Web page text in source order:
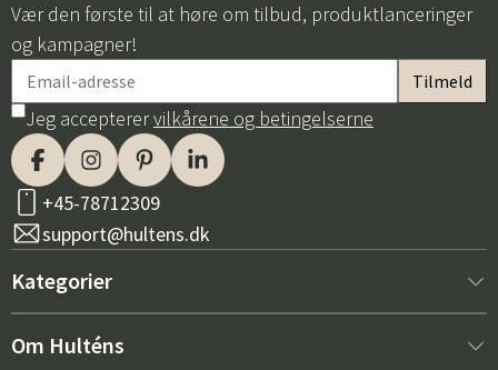
Vær den første til at høre om tilbud, produktlanceringer
og kampagner!
Jeg accepterervilkårene og betingelserne
+45-78712309
support@hultens.dk
Kategorier
Nyt hos os
Om Hulténs